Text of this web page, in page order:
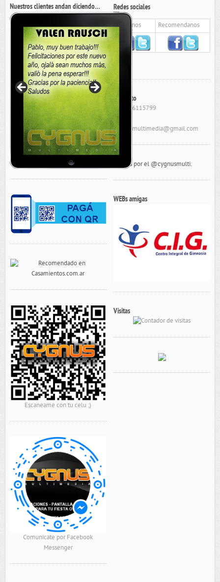
Nuestros clientes andan diciendo…
Escaneame con tu celu ;)
Comunicate por Facebook
Messenger
Redes sociales
Seguinos Recomendanos
Contacto
Cel: 156115799
cygnusmultimedia@gmail.com
Tweets por el @cygnusmulti.
WEBs amigas
Visitas